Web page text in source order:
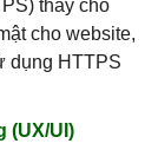
thay cho
cho website,
dụng HTTPS
(UX/UI)